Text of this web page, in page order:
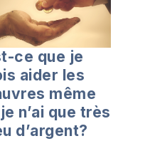
ce que je
aider les
même
n’ai que très
d’argent?